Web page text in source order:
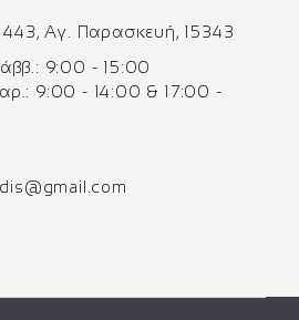
Αγ. Παρασκευή, 15343
9:00 - 15:00
9:00 - 14:00 & 17:00 -